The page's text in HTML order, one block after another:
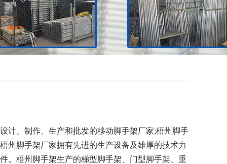
计、制作、生产和批发的移动脚手架厂家;梧州脚手
州脚手架厂家拥有先进的生产设备及雄厚的技术力
。梧州脚手架生产的梯型脚手架、门型脚手架、重